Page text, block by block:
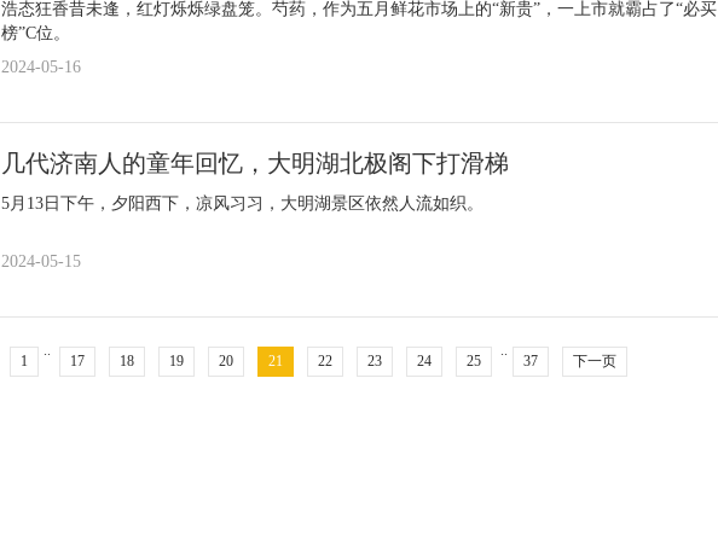
浩态狂香昔未逢，红灯烁烁绿盘笼。芍药，作为五月鲜花市场上的“新贵”，一上市就霸占了“必买
榜”C位。
2024-05-16
几代济南人的童年回忆，大明湖北极阁下打滑梯
5月13日下午，夕阳西下，凉风习习，大明湖景区依然人流如织。
2024-05-15
1
..
17 18 19 20 21 22 23 24 25
..
37 下一页